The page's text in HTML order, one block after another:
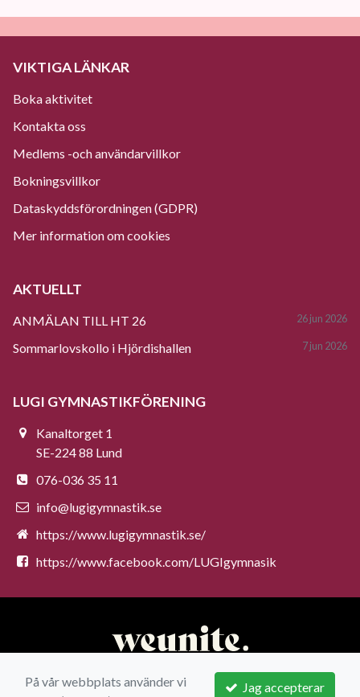
VIKTIGA LÄNKAR
Boka aktivitet
Kontakta oss
Medlems -och användarvillkor
Bokningsvillkor
Dataskyddsförordningen (GDPR)
Mer information om cookies
AKTUELLT
ANMÄLAN TILL HT 26 26 jun 2026
Sommarlovskollo i Hjördishallen 7 jun 2026
LUGI GYMNASTIKFÖRENING
Kanaltorget 1
SE-224 88 Lund
076-036 35 11
info@lugigymnastik.se
https://www.lugigymnastik.se/
https://www.facebook.com/LUGIgymnasik
Jag accepterar
På vår webbplats använder vi